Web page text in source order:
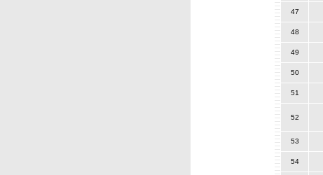
47
48
49
50
51
52
53
54